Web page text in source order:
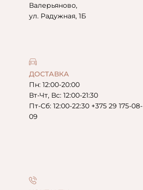
Валерьяново,
ул. Радужная, 1Б
ДОСТАВКА
Пн: 12:00-20:00
Вт-Чт, Вс: 12:00-21:30
Пт-Сб: 12:00-22:30 +375 29 175-08-
09